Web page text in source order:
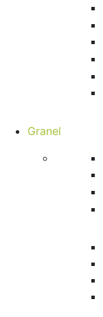
Granel